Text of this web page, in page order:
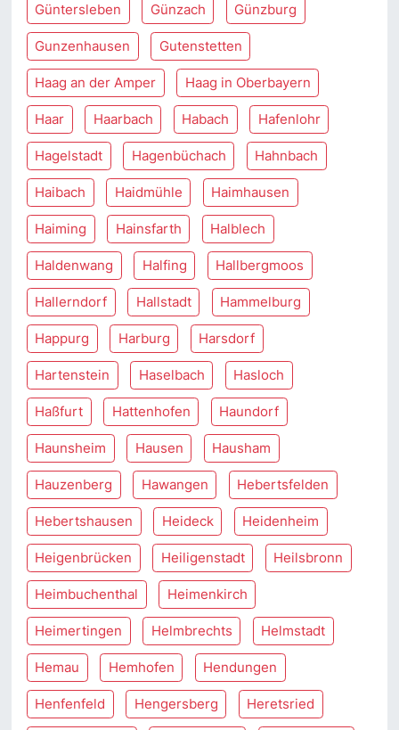
Güntersleben Günzach Günzburg
Gunzenhausen Gutenstetten
Haag an der Amper Haag in Oberbayern
Haar Haarbach Habach Hafenlohr
Hagelstadt Hagenbüchach Hahnbach
Haibach Haidmühle Haimhausen
Haiming Hainsfarth Halblech
Haldenwang Halfing Hallbergmoos
Hallerndorf Hallstadt Hammelburg
Happurg Harburg Harsdorf
Hartenstein Haselbach Hasloch
Haßfurt Hattenhofen Haundorf
Haunsheim Hausen Hausham
Hauzenberg Hawangen Hebertsfelden
Hebertshausen Heideck Heidenheim
Heigenbrücken Heiligenstadt Heilsbronn
Heimbuchenthal Heimenkirch
Heimertingen Helmbrechts Helmstadt
Hemau Hemhofen Hendungen
Henfenfeld Hengersberg Heretsried